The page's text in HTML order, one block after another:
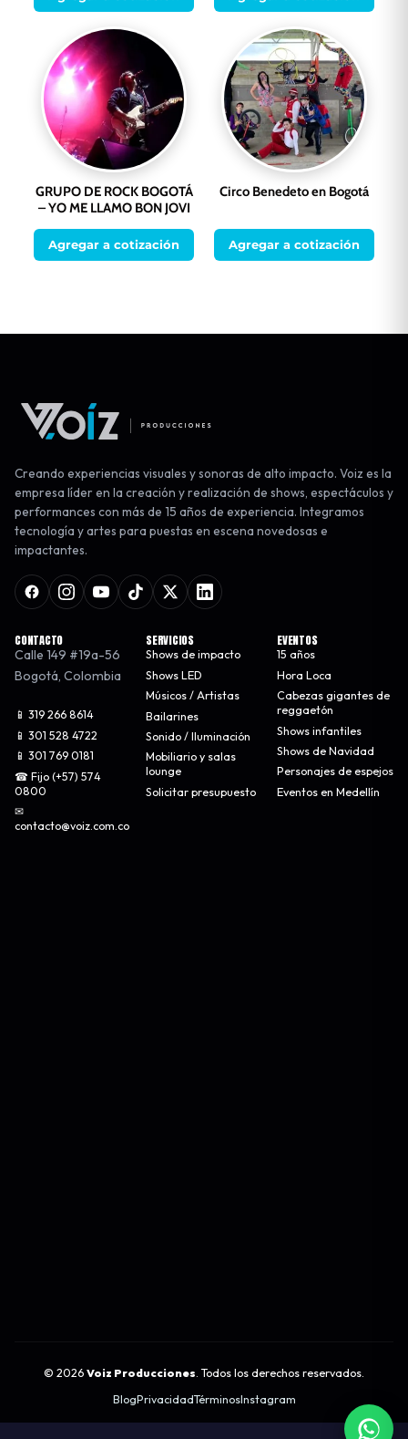
GRUPO DE ROCK BOGOTÁ
– YO ME LLAMO BON JOVI
Agregar a cotización
Circo Benedeto en Bogotá
Agregar a cotización
Creando experiencias visuales y sonoras de alto impacto. Voiz es la
empresa líder en la creación y realización de shows, espectáculos y
performances con más de 15 años de experiencia. Integramos
tecnología y artes para puestas en escena novedosas e
impactantes.
CONTACTO
Calle 149 #19a-56
Bogotá, Colombia
📱 319 266 8614
📱 301 528 4722
📱 301 769 0181
☎ Fijo (+57) 574
0800
✉
contacto@voiz.com.co
SERVICIOS
Shows de impacto
Shows LED
Músicos / Artistas
Bailarines
Sonido / Iluminación
Mobiliario y salas
lounge
Solicitar presupuesto
EVENTOS
15 años
Hora Loca
Cabezas gigantes de
reggaetón
Shows infantiles
Shows de Navidad
Personajes de espejos
Eventos en Medellín
© 2026 Voiz Producciones. Todos los derechos reservados.
BlogPrivacidadTérminosInstagram